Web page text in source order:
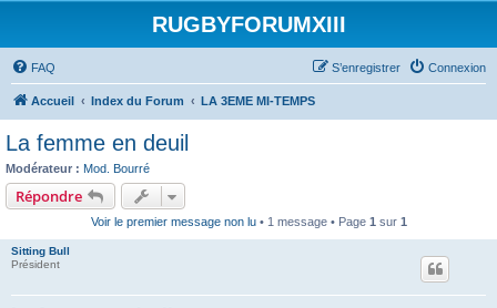
RUGBYFORUMXIII
FAQ Connexion
S’enregistrer
Accueil Index du Forum LA 3EME MI-TEMPS
La femme en deuil
Modérateur : Mod. Bourré
Répondre
Voir le premier message non lu• 1 message • Page 1 sur 1
Sitting Bull
Président